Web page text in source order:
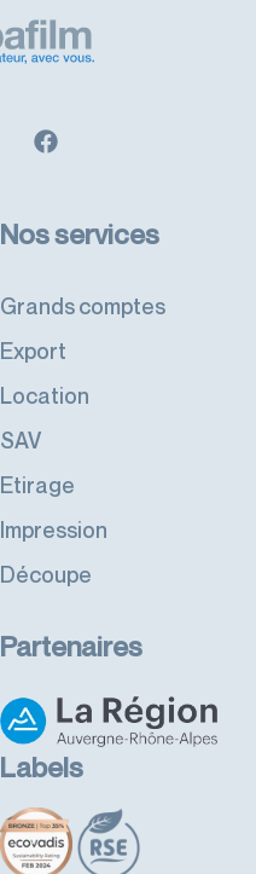
Nos services
Grands comptes
Export
Location
SAV
Etirage
Impression
Découpe
Partenaires
Labels